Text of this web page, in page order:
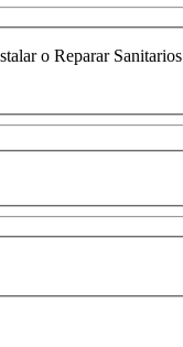
o Reparar Sanitarios